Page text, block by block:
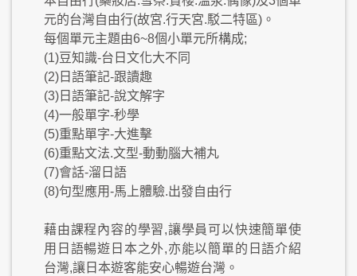
元的台灣自由行(故宮.行天宮.駁二特區)。
每個單元主題由6~8個小單元所構成;
(1)豆知識-台日文化大不同
(2)日語筆記-跟讀趣
(3)日語筆記-說文解字
(4)一般單字-秒學
(5)重點單字-大進擊
(6)重點文法.文型-動動腦大補丸
(7)會話-溜日語
(8)句型應用-馬上體驗.出發自由行
藉由課程內容的學習,讓學員可以快速簡單使
用日語暢遊日本之外,亦能以簡單的日語介紹
台灣,讓日本遊客能安心暢遊台灣。